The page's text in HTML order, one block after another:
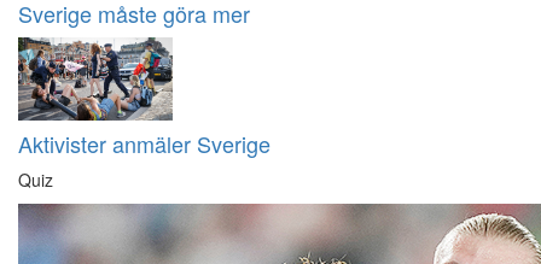
Sverige måste göra mer
Aktivister anmäler Sverige
Quiz